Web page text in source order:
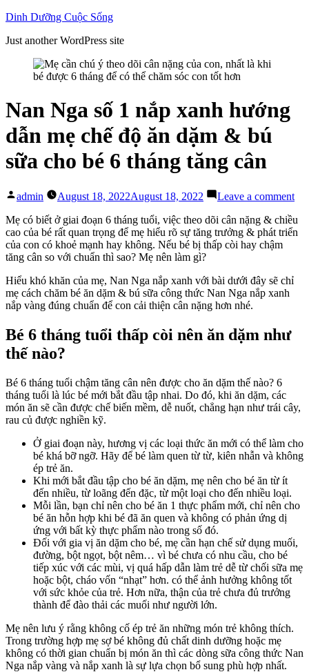
Skip
content
Dinh Dưỡng Cuộc Sống
Just another WordPress site
Nan Nga số 1 nắp xanh hướng
dẫn mẹ chế độ ăn dặm & bú
sữa cho bé 6 tháng tăng cân
Posted
admin August 18, 2022August 18, 2022 Leave a commenton
số
cho
Mẹ có biết ở giai đoạn 6 tháng tuổi, việc theo dõi cân nặng & chiều
cao của bé rất quan trọng để mẹ hiểu rõ sự tăng trưởng & phát triển
của con có khoẻ mạnh hay không. Nếu bé bị thấp còi hay chậm
tăng cân so với chuẩn thì sao? Mẹ nên làm gì?
Hiểu khó khăn của mẹ, Nan Nga nắp xanh với bài dưới đây sẽ chỉ
mẹ cách chăm bé ăn dặm & bú sữa công thức Nan Nga nắp xanh
nắp vàng đúng chuẩn để con cải thiện cân nặng hơn nhé.
Bé 6 tháng tuổi thấp còi nên ăn dặm như
thế nào?
Bé 6 tháng tuổi chậm tăng cân nên được cho ăn dặm thế nào? 6
tháng tuổi là lúc bé mới bắt đầu tập nhai. Do đó, khi ăn dặm, các
món ăn sẽ cần được chế biến mềm, dễ nuốt, chẳng hạn như trái cây,
rau củ được nghiền kỹ.
Ở giai đoạn này, hương vị các loại thức ăn mới có thể làm cho
bé khá bỡ ngỡ. Hãy để bé làm quen từ từ, kiên nhẫn và không
ép trẻ ăn.
Khi mới bắt đầu tập cho bé ăn dặm, mẹ nên cho bé ăn từ ít
đến nhiều, từ loãng đến đặc, từ một loại cho đến nhiều loại.
Mỗi lần, bạn chỉ nên cho bé ăn 1 thực phẩm mới, chỉ nên cho
bé ăn hỗn hợp khi bé đã ăn quen và không có phản ứng dị
ứng với bất kỳ thực phẩm nào trong số đó.
Đối với gia vị ăn dặm cho bé, mẹ cần hạn chế sử dụng muối,
đường, bột ngọt, bột nêm… vì bé chưa có nhu cầu, cho bé
tiếp xúc với các mùi, vị quá hấp dẫn làm trẻ dễ từ chối sữa mẹ
hoặc bột, cháo vốn “nhạt” hơn. có thể ảnh hưởng không tốt
với sức khỏe của trẻ. Hơn nữa, thận của trẻ chưa đủ trưởng
thành để đào thải các muối như người lớn.
Mẹ nên lưu ý rằng không cố ép trẻ ăn những món trẻ không thích.
Trong trường hợp mẹ sợ bé không đủ chất dinh dưỡng hoặc mẹ
không có thời gian chuẩn bị món ăn thì các dòng sữa công thức Nan
Nga nắp vàng và nắp xanh là sự lựa chọn bổ sung phù hợp nhất.